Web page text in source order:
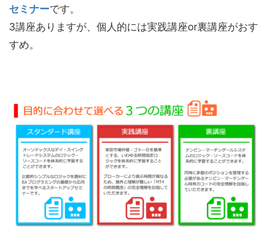
セミナーです。
3講座ありますが、個人的には実践講座or裏講座がおす
すめ。